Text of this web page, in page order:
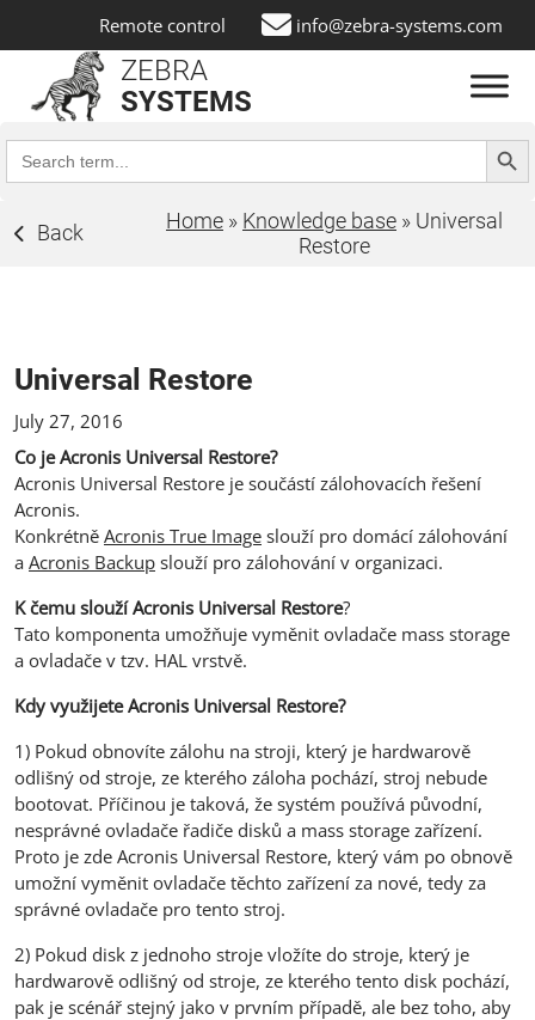
Remote control info@zebra-systems.com
ZEBRA
SYSTEMS
Search
for:
Search
Back Home » Knowledge base » Universal
Restore
Universal Restore
July 27, 2016
Co je Acronis Universal Restore?
Acronis Universal Restore je součástí zálohovacích řešení
Acronis.
Konkrétně Acronis True Image slouží pro domácí zálohování
a Acronis Backup slouží pro zálohování v organizaci.
K čemu slouží Acronis Universal Restore?
Tato komponenta umožňuje vyměnit ovladače mass storage
a ovladače v tzv. HAL vrstvě.
Kdy využijete Acronis Universal Restore?
1) Pokud obnovíte zálohu na stroji, který je hardwarově
odlišný od stroje, ze kterého záloha pochází, stroj nebude
bootovat. Příčinou je taková, že systém používá původní,
nesprávné ovladače řadiče disků a mass storage zařízení.
Proto je zde Acronis Universal Restore, který vám po obnově
umožní vyměnit ovladače těchto zařízení za nové, tedy za
správné ovladače pro tento stroj.
2) Pokud disk z jednoho stroje vložíte do stroje, který je
hardwarově odlišný od stroje, ze kterého tento disk pochází,
pak je scénář stejný jako v prvním případě, ale bez toho, aby